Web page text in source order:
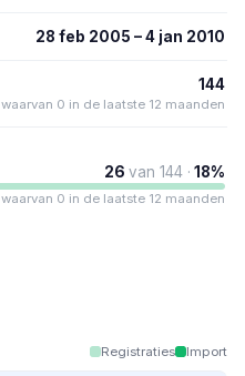
28 feb 2005 – 4 jan 2010
144
waarvan 0 in de laatste 12 maanden
26 van 144 · 18%
waarvan 0 in de laatste 12 maanden
Registraties Import